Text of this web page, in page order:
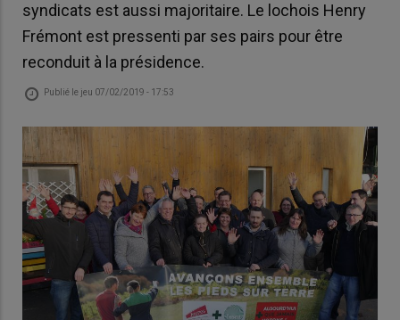
syndicats est aussi majoritaire. Le lochois Henry
Frémont est pressenti par ses pairs pour être
reconduit à la présidence.
Publié le jeu 07/02/2019 - 17:53